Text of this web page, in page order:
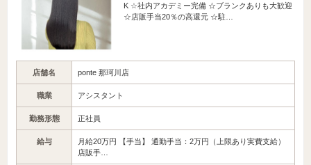
K ☆社内アカデミー完備 ☆ブランクありも大歓迎
☆店販手当20％の高還元 ☆駐…
店舗名 ponte 那珂川店
職業 アシスタント
勤務形態 正社員
給与
月給20万円 【手当】 通勤手当：2万円（上限あり実費支給）
店販手…